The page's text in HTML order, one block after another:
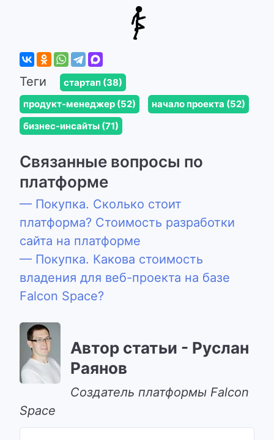
Теги
стартап (38)
продукт-менеджер (52)
начало проекта (52)
бизнес-инсайты (71)
Связанные вопросы по
платформе
— Покупка. Сколько стоит
платформа? Стоимость разработки
сайта на платформе
— Покупка. Какова стоимость
владения для веб-проекта на базе
Falcon Space?
Автор статьи - Руслан
Раянов
Cоздатель платформы Falcon
Space